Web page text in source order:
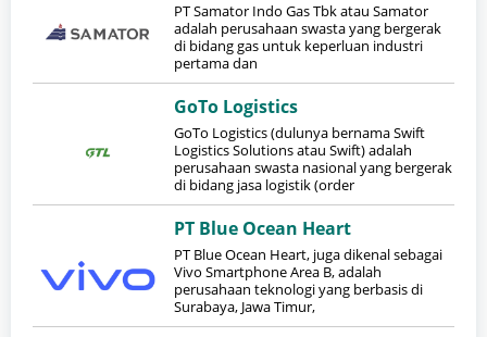
PT Samator Indo Gas Tbk atau Samator
adalah perusahaan swasta yang bergerak
di bidang gas untuk keperluan industri
pertama dan
GoTo Logistics
GoTo Logistics (dulunya bernama Swift
Logistics Solutions atau Swift) adalah
perusahaan swasta nasional yang bergerak
di bidang jasa logistik (order
PT Blue Ocean Heart
PT Blue Ocean Heart, juga dikenal sebagai
Vivo Smartphone Area B, adalah
perusahaan teknologi yang berbasis di
Surabaya, Jawa Timur,